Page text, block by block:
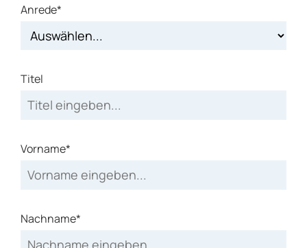
Anrede*
Titel
Vorname*
Nachname*